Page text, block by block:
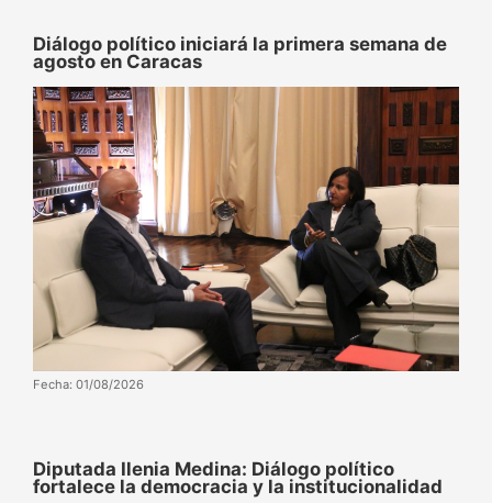
Diálogo político iniciará la primera semana de
agosto en Caracas
Fecha: 01/08/2026
Diputada Ilenia Medina: Diálogo político
fortalece la democracia y la institucionalidad